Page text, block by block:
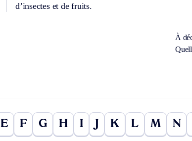
d’insectes et de fruits.
À
E F G H I K L M N